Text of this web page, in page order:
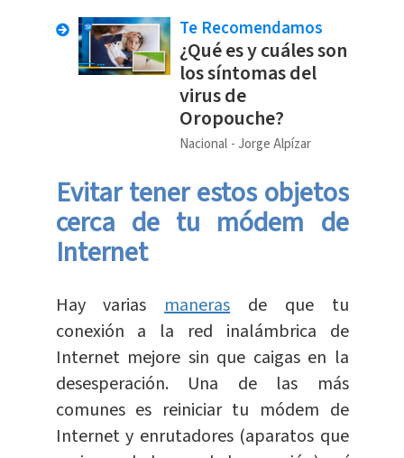
Te Recomendamos
¿Qué es y cuáles son
los síntomas del
virus de
Oropouche?
Nacional Jorge Alpízar
Evitar tener estos objetos
cerca de tu módem de
Internet
Hay variasmaneras de que tu
conexión a la red inalámbrica de
Internet mejore sin que caigas en la
desesperación. Una de las más
comunes es reiniciar tu módem de
Internet y enrutadores (aparatos que